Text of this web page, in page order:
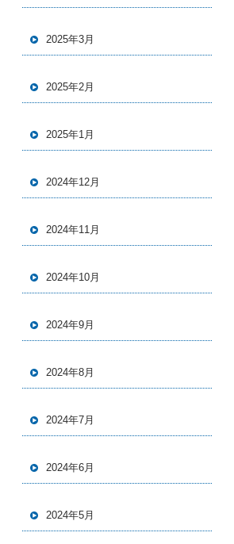
2025年3月
2025年2月
2025年1月
2024年12月
2024年11月
2024年10月
2024年9月
2024年8月
2024年7月
2024年6月
2024年5月